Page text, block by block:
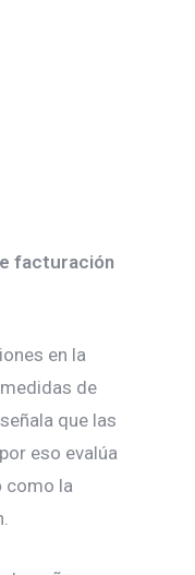
facturación
en la
de
que las
eso evalúa
como la